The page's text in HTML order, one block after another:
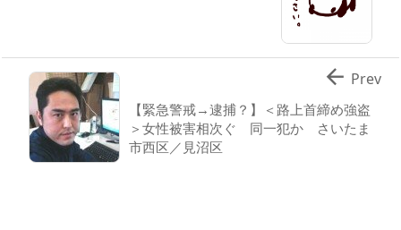
【緊急警戒→逮捕？】＜路上首締め強盗
＞女性被害相次ぐ 同一犯か さいたま
市西区／見沼区
 Prev